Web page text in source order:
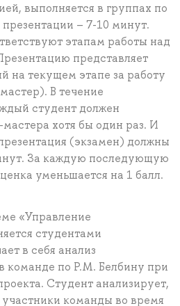
выполняется в группах по
– 7-10 минут.
этапам работы над
представляет
на текущем этапе за работу
В течение
студент должен
хотя бы один раз. И
(экзамен) должны
За каждую последующую
уменьшается на 1 балл.
«Управление
студентами
в себя анализ
команде по Р.М. Белбину при
Студент анализирует,
команды во время